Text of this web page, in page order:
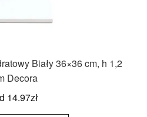
Biały 36×36 cm, h 1,2
Decora
14.97zł